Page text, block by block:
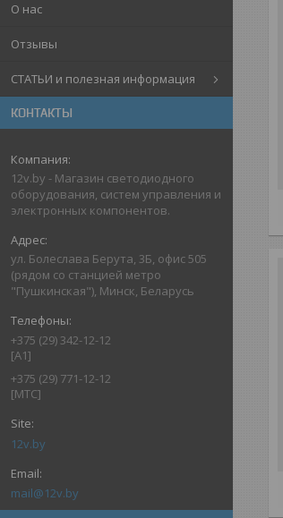
О нас
Отзывы
СТАТЬИ и полезная информация
КОНТАКТЫ
12v.by - Магазин светодиодного
оборудования, систем управления и
электронных компонентов.
ул. Болеслава Берута, 3Б, офис 505
(рядом со станцией метро
"Пушкинская"), Минск, Беларусь
+375 (29) 342-12-12
[A1]
+375 (29) 771-12-12
[МТС]
12v.by
mail@12v.by